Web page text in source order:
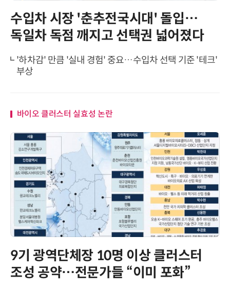
수입차 시장 '춘추전국시대' 돌입…
독일차 독점 깨지고 선택권 넓어졌다
'하차감' 만큼 '실내 경험' 중요…수입차 선택 기준 '테크'
부상
바이오 클러스터 실효성 논란
9기 광역단체장 10명 이상 클러스터
조성 공약…전문가들 “이미 포화”